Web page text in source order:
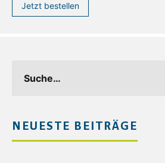
Jetzt bestellen
NEUESTE BEITRÄGE